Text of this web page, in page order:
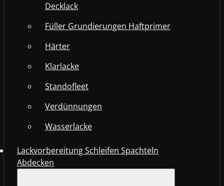
Decklack
Füller Grundierungen Haftprimer
Härter
Klarlacke
Standofleet
Verdünnungen
Wasserlacke
Lackvorbereitung Schleifen Spachteln
Abdecken